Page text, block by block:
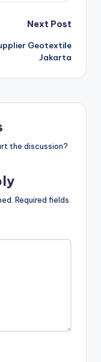
Next Post
Geotextile
Jakarta
the discussion?
Required fields